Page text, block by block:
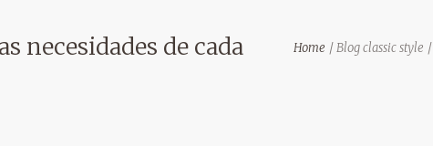
Home Blog classic style
necesidades de cada